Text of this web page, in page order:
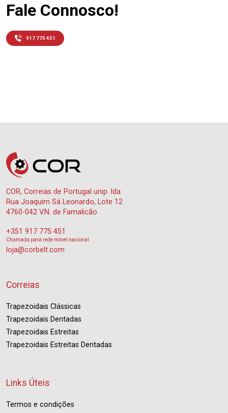
Fale Connosco!
917 775 451
COR, Correias de Portugal unip. lda
Rua Joaquim Sá Leonardo, Lote 12
4760-042 V.N. de Famalicão
+351 917 775 451
Chamada para rede móvel nacional
loja@corbelt.com
Correias
Trapezoidais Clássicas
Trapezoidais Dentadas
Trapezoidais Estreitas
Trapezoidais Estreitas Dentadas
Links Úteis
Termos e condições